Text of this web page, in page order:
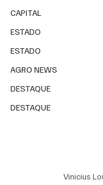
CAPITAL
ESTADO
ESTADO
AGRO NEWS
DESTAQUE
DESTAQUE
Vinicius